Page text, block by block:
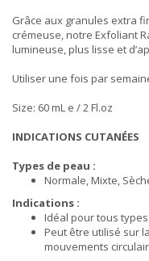
Grâce aux granules extra
crémeuse, notre Exfoliant
lumineuse, plus lisse et
Utiliser une fois par
Size: 60 mL e / 2 Fl.oz
INDICATIONS CUTANÉES
Types de peau :
Normale, Mixte,
Indications :
Idéal pour tous
Peut être utilisé sur
mouvements